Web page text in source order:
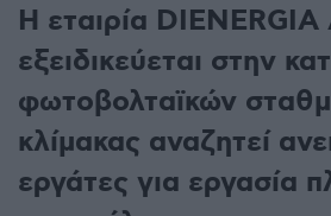
Η εταιρία
εξειδικεύεται στην
φωτοβολταϊκών
κλίμακας αναζητεί
εργάτες για εργασία